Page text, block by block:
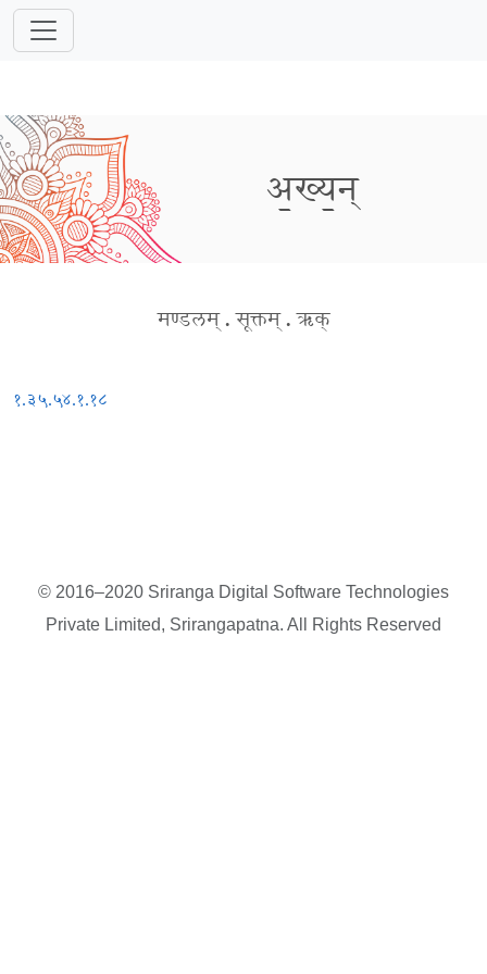
अ॒ख्य॒न्
मण्डलम् . सूक्तम् . ऋक्
१.३५.५४.१.१८
© 2016–2020 Sriranga Digital Software Technologies
Private Limited, Srirangapatna. All Rights Reserved